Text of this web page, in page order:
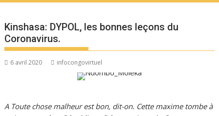
Kinshasa: DYPOL, les bonnes leçons du
Coronavirus.
6 avril 2020 infocongovirtuel
A Toute chose malheur est bon, dit-on. Cette maxime tombe à